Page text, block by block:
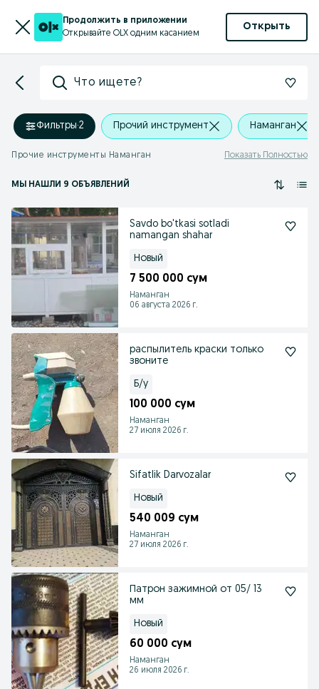
Продолжить в приложении
Открывайте OLX одним касанием
Открыть
Что ищете?
Фильтры·2 Прочий инструмент Наманган
Прочие инструменты Наманган Показать Полностью
МЫ НАШЛИ 9 ОБЪЯВЛЕНИЙ
Savdo bo'tkasi sotladi
namangan shahar
Новый
7 500 000 сум
Наманган
06 августа 2026 г.
распылитель краски только
звоните
Б/у
100 000 сум
Наманган
27 июля 2026 г.
Sifatlik Darvozalar
Новый
540 009 сум
Наманган
27 июля 2026 г.
Патрон зажимной от 05/ 13
мм
Новый
60 000 сум
Наманган
26 июля 2026 г.